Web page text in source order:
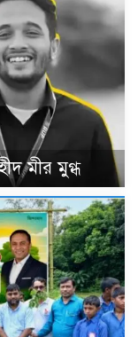
মীর মুগ্ধ